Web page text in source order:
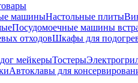
машиныНастольные плиты
Посудомоечные машины
отходовШкафы для
мейкерыТостеры
Автоклавы для